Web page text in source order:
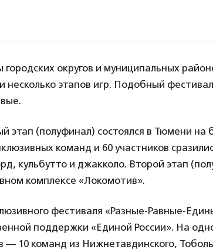
округов и муниципальных
несколько этапов игр. Подобный
этап (полуфинал) состоялся в Тюмени на
команд и 60 участников
кульбутто и джакколо. Второй этап
комплексе «Локомотив».
фестиваля «Разные-Равные-
поддержки «Единой России». На
— 10 команд из Нижнетавдинского,